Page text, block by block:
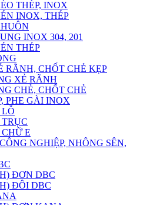
THÉP, INOX
INOX, THÉP
INOX 304, 201
THÉP
RÃNH, CHỐT CHẺ KẸP
XẺ RÃNH
CHẺ, CHỐT CHẺ
PHE GÀI INOX
LỖ
E
NGHIỆP, NHÔNG SÊN,
ĐƠN DBC
ĐÔI DBC